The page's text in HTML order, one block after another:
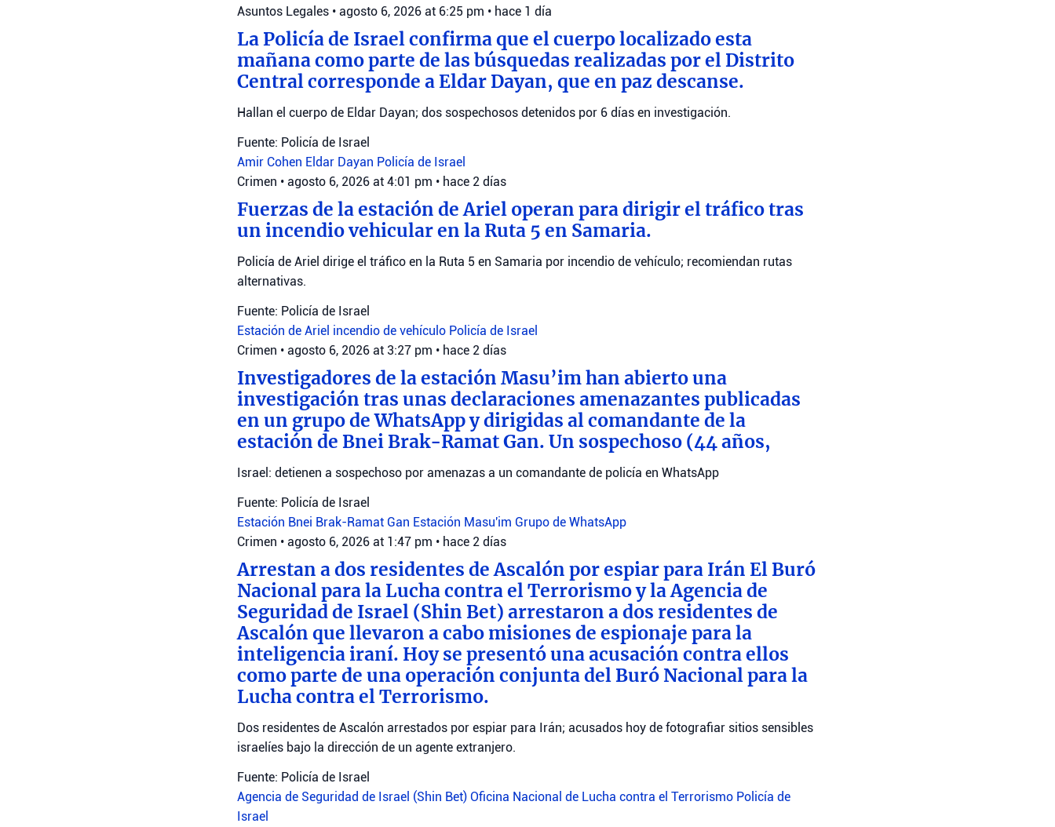
Asuntos Legales • agosto 6, 2026 at 6:25 pm • hace 1 día
La Policía de Israel confirma que el cuerpo localizado esta
mañana como parte de las búsquedas realizadas por el Distrito
Central corresponde a Eldar Dayan, que en paz descanse.
Hallan el cuerpo de Eldar Dayan; dos sospechosos detenidos por 6 días en investigación.
Fuente: Policía de Israel
Amir Cohen Eldar Dayan Policía de Israel
Crimen • agosto 6, 2026 at 4:01 pm • hace 2 días
Fuerzas de la estación de Ariel operan para dirigir el tráfico tras
un incendio vehicular en la Ruta 5 en Samaria.
Policía de Ariel dirige el tráfico en la Ruta 5 en Samaria por incendio de vehículo; recomiendan rutas
alternativas.
Fuente: Policía de Israel
Estación de Ariel incendio de vehículo Policía de Israel
Crimen • agosto 6, 2026 at 3:27 pm • hace 2 días
Investigadores de la estación Masu’im han abierto una
investigación tras unas declaraciones amenazantes publicadas
en un grupo de WhatsApp y dirigidas al comandante de la
estación de Bnei Brak-Ramat Gan. Un sospechoso (44 años,
Israel: detienen a sospechoso por amenazas a un comandante de policía en WhatsApp
Fuente: Policía de Israel
Estación Bnei Brak-Ramat Gan Estación Masu'im Grupo de WhatsApp
Crimen • agosto 6, 2026 at 1:47 pm • hace 2 días
Arrestan a dos residentes de Ascalón por espiar para Irán El Buró
Nacional para la Lucha contra el Terrorismo y la Agencia de
Seguridad de Israel (Shin Bet) arrestaron a dos residentes de
Ascalón que llevaron a cabo misiones de espionaje para la
inteligencia iraní. Hoy se presentó una acusación contra ellos
como parte de una operación conjunta del Buró Nacional para la
Lucha contra el Terrorismo.
Dos residentes de Ascalón arrestados por espiar para Irán; acusados hoy de fotografiar sitios sensibles
israelíes bajo la dirección de un agente extranjero.
Fuente: Policía de Israel
Agencia de Seguridad de Israel (Shin Bet) Oficina Nacional de Lucha contra el Terrorismo Policía de
Israel